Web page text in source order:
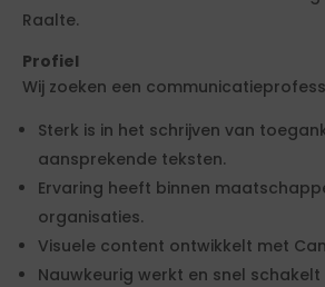
Raalte.
Profiel
Wij zoeken een
Sterk is in het schrijven van
aansprekende teksten.
Ervaring heeft binnen
organisaties.
Visuele content ontwikkelt met
Nauwkeurig werkt en snel schakelt